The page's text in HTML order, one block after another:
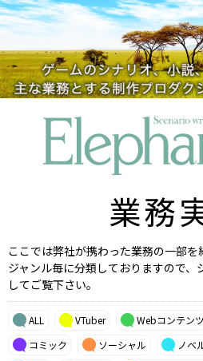
業務
ここでは弊社が携わった業務の一部を
ジャンル毎に分類しておりますので、
してご覧下さい。
ALL VTuber Webコンテンツ
コミック
ソーシャル ノベ